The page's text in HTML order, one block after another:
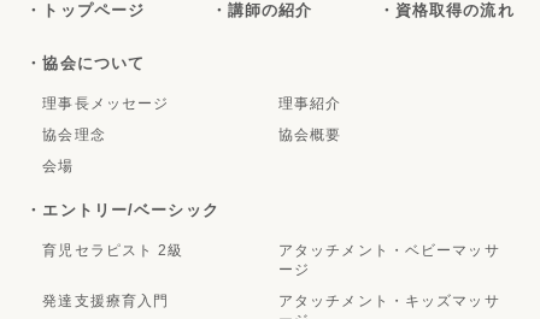
・トップページ ・講師の紹介 ・資格取得の流れ
・協会について
理事長メッセージ
理事紹介
協会理念
協会概要
会場
・エントリー/ベーシック
育児セラピスト 2級
アタッチメント・ベビーマッサ
ージ
発達支援療育入門
アタッチメント・キッズマッサ